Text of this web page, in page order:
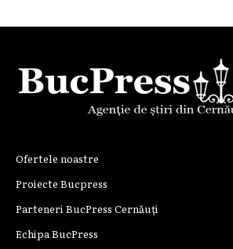
Ofertele noastre
Proiecte Bucpress
Parteneri BucPress Cernăuți
Echipa BucPress